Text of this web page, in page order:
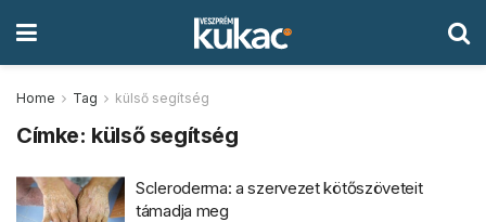
Home Tag külső segítség
Címke: külső segítség
Scleroderma: a szervezet kötőszöveteit
támadja meg